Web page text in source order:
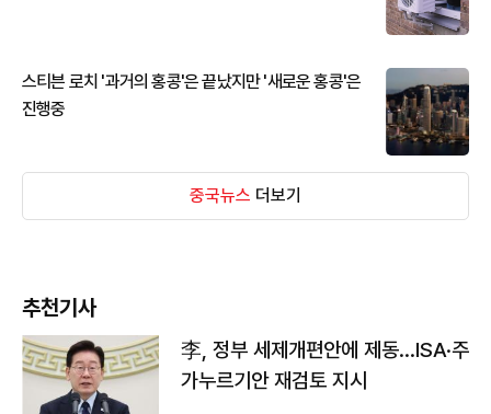
스티븐 로치 '과거의 홍콩'은 끝났지만 '새로운 홍콩'은
진행중
중국뉴스 더보기
추천기사
李, 정부 세제개편안에 제동…ISA·주
가누르기안 재검토 지시